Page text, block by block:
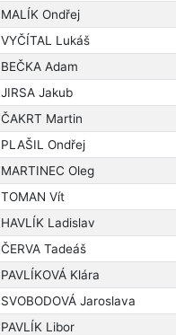
MALÍK Ondřej
VYČÍTAL Lukáš
BEČKA Adam
JIRSA Jakub
ČAKRT Martin
PLAŠIL Ondřej
MARTINEC Oleg
TOMAN Vít
HAVLÍK Ladislav
ČERVA Tadeáš
PAVLÍKOVÁ Klára
SVOBODOVÁ Jaroslava
PAVLÍK Libor